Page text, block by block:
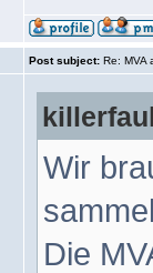
Post subject: Re: MVA
Wir
Die